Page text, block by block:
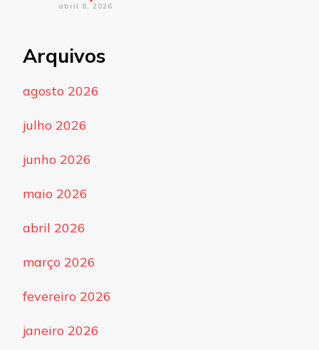
abril 8, 2026
Arquivos
agosto 2026
julho 2026
junho 2026
maio 2026
abril 2026
março 2026
fevereiro 2026
janeiro 2026